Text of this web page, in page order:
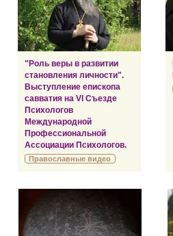
"Роль веры в развитии
становления личности".
Выступление епископа
савватия на VI Съезде
Психологов
Международной
Профессиональной
Ассоциации Психологов.
Православные видео